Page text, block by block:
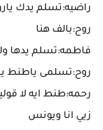
راضيه:تسلم يدك
روح:بالف هنا
فاطمه:تسلم يدها
روح:تسلمى ياطنط
رحمه:طنط ايه لا
زيي انا ويونس